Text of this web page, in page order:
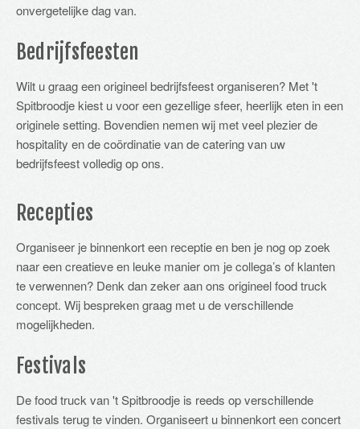
onvergetelijke dag van.
Bedrijfsfeesten
Wilt u graag een origineel bedrijfsfeest organiseren? Met 't
Spitbroodje kiest u voor een gezellige sfeer, heerlijk eten in een
originele setting. Bovendien nemen wij met veel plezier de
hospitality en de coördinatie van de catering van uw
bedrijfsfeest volledig op ons.
Recepties
Organiseer je binnenkort een receptie en ben je nog op zoek
naar een creatieve en leuke manier om je collega’s of klanten
te verwennen? Denk dan zeker aan ons origineel food truck
concept. Wij bespreken graag met u de verschillende
mogelijkheden.
Festivals
De food truck van 't Spitbroodje is reeds op verschillende
festivals terug te vinden. Organiseert u binnenkort een concert